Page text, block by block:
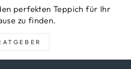
perfekten Teppich für Ihr
zu finden.